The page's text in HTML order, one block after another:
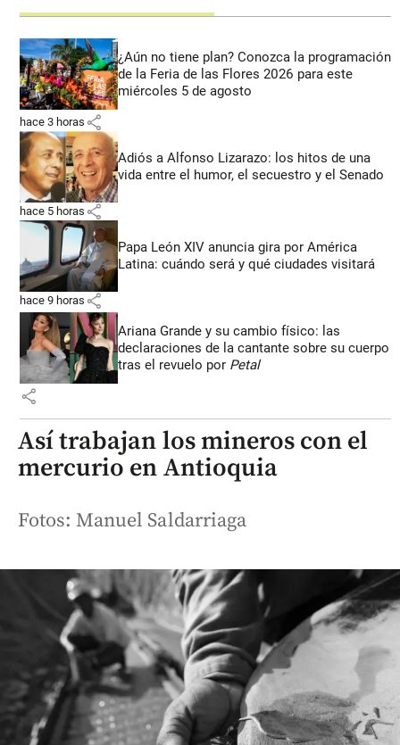
¿Aún no tiene plan? Conozca la programación
de la Feria de las Flores 2026 para este
miércoles 5 de agosto
hace 3 horas share
Adiós a Alfonso Lizarazo: los hitos de una
vida entre el humor, el secuestro y el Senado
hace 5 horas share
Papa León XIV anuncia gira por América
Latina: cuándo será y qué ciudades visitará
hace 9 horas share
Ariana Grande y su cambio físico: las
declaraciones de la cantante sobre su cuerpo
tras el revuelo por Petal
share
Así trabajan los mineros con el
mercurio en Antioquia
Fotos: Manuel Saldarriaga